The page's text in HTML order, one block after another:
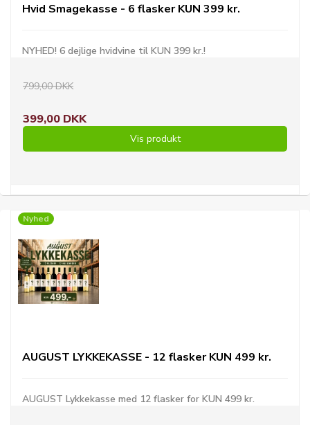
Hvid Smagekasse - 6 flasker KUN 399 kr.
NYHED! 6 dejlige hvidvine til KUN 399 kr.!
799,00 DKK
399,00 DKK
Vis produkt
Nyhed
AUGUST LYKKEKASSE - 12 flasker KUN 499 kr.
AUGUST Lykkekasse med 12 flasker for KUN 499 kr.